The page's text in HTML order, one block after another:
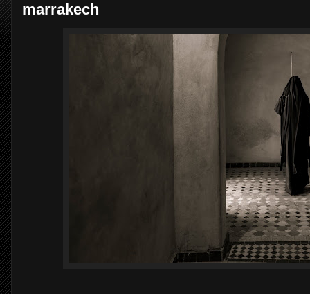
marrakech